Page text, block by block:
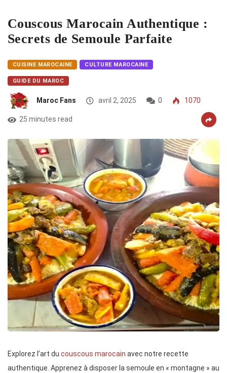
Couscous Marocain Authentique :
Secrets de Semoule Parfaite
CUISINE MAROCAINE CULTURE MAROCAINE
GUIDE DU MAROC
Maroc Fans avril 2, 2025 0 1070
25 minutes read
Explorez l’art du couscous marocain avec notre recette
authentique. Apprenez à disposer la semoule en « montagne » au